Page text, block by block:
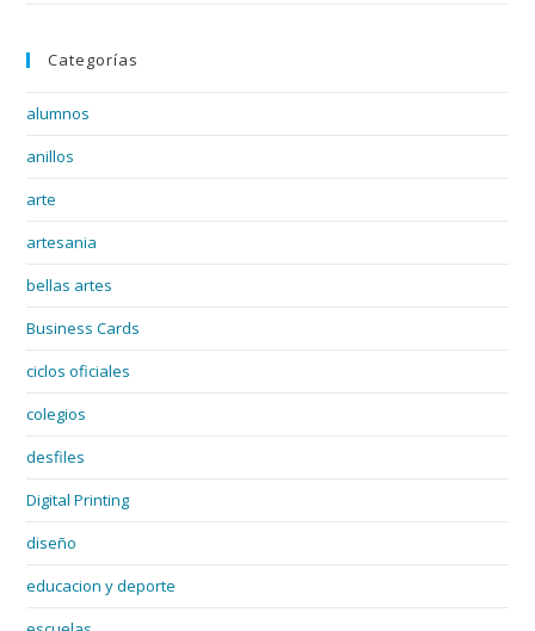
Categorías
alumnos
anillos
arte
artesania
bellas artes
Business Cards
ciclos oficiales
colegios
desfiles
Digital Printing
diseño
educacion y deporte